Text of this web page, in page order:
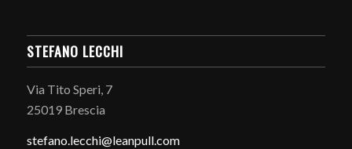
STEFANO LECCHI
Via Tito Speri, 7
25019 Brescia
stefano.lecchi@leanpull.com